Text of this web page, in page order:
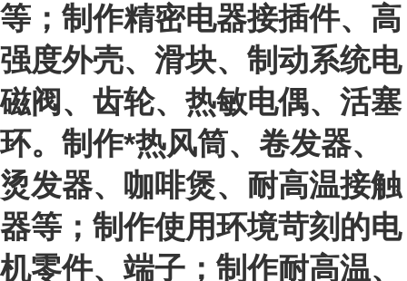
等；制作精密电器接插件、高
强度外壳、滑块、制动系统电
磁阀、齿轮、热敏电偶、活塞
环。制作*热风筒、卷发器、
烫发器、咖啡煲、耐高温接触
器等；制作使用环境苛刻的电
机零件、端子；制作耐高温、